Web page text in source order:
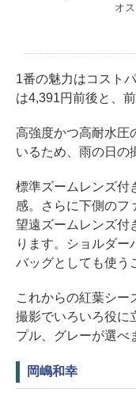
オ
1番の魅力はコスト
は4,391円前後と、
高強度かつ高耐水圧
いるため、雨の日の
標準ズームレンズ付
感。さらに下側のフ
望遠ズームレンズ付
ります。ショルダー
バッグとしても使う
これからの紅葉シー
撮影でいろいろ役に
プル、グレーが選べ
岡嶋和幸